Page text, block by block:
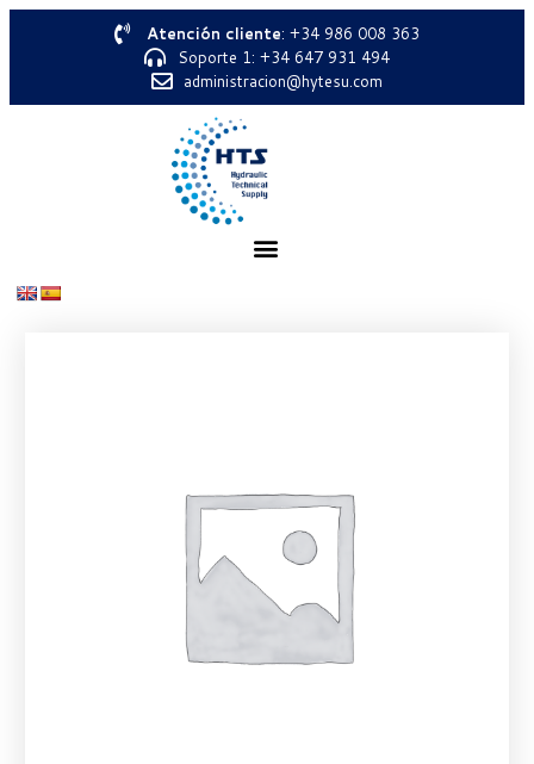
Atención cliente: +34 986 008 363
Soporte 1: +34 647 931 494
administracion@hytesu.com